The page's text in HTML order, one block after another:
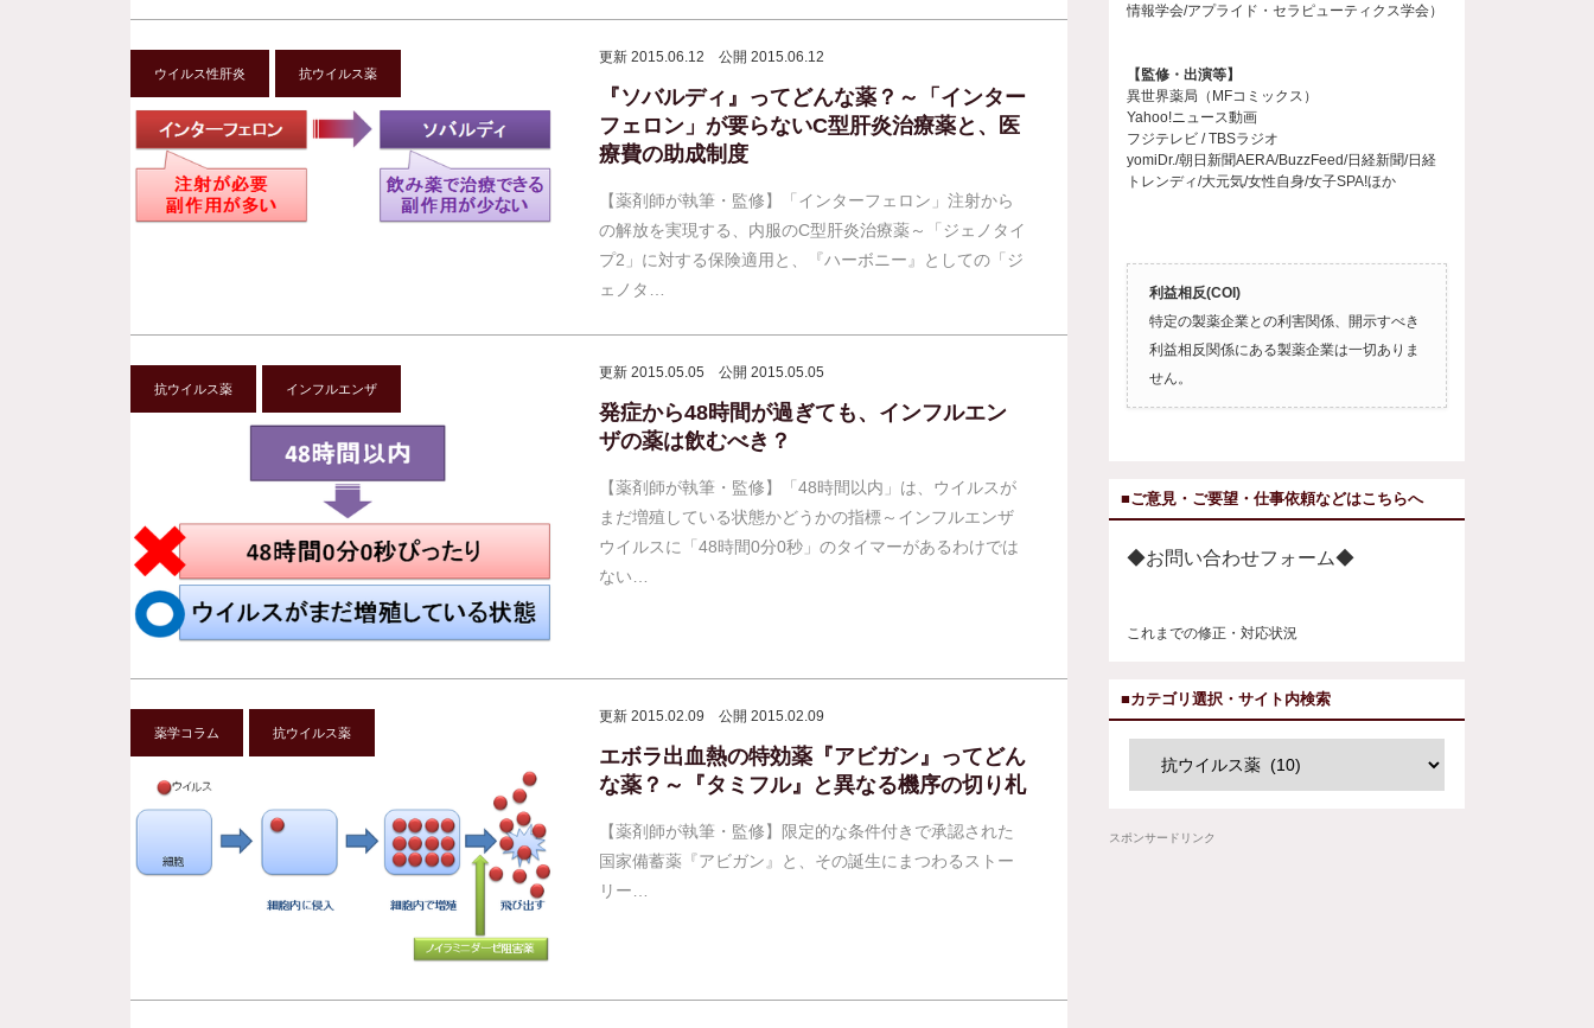
ウイルス性肝炎 抗ウイルス薬
更新 2015.06.12 公開 2015.06.12
『ソバルディ』ってどんな薬？～「インター
フェロン」が要らないC型肝炎治療薬と、医
療費の助成制度
【薬剤師が執筆・監修】「インターフェロン」注射から
の解放を実現する、内服のC型肝炎治療薬～「ジェノタイ
プ2」に対する保険適用と、『ハーボニー』としての「ジ
ェノタ…
抗ウイルス薬 インフルエンザ
更新 2015.05.05 公開 2015.05.05
発症から48時間が過ぎても、インフルエン
ザの薬は飲むべき？
【薬剤師が執筆・監修】「48時間以内」は、ウイルスが
まだ増殖している状態かどうかの指標～インフルエンザ
ウイルスに「48時間0分0秒」のタイマーがあるわけでは
ない…
薬学コラム 抗ウイルス薬
更新 2015.02.09 公開 2015.02.09
エボラ出血熱の特効薬『アビガン』ってどん
な薬？～『タミフル』と異なる機序の切り札
【薬剤師が執筆・監修】限定的な条件付きで承認された
国家備蓄薬『アビガン』と、その誕生にまつわるストー
リー…
情報学会/アプライド・セラピューティクス学会）
【監修・出演等】
異世界薬局（MFコミックス）
Yahoo!ニュース動画
フジテレビ / TBSラジオ
yomiDr./朝日新聞AERA/BuzzFeed/日経新聞/日経
トレンディ/大元気/女性自身/女子SPA!ほか
利益相反(COI)
特定の製薬企業との利害関係、開示すべき
利益相反関係にある製薬企業は一切ありま
せん。
■ご意見・ご要望・仕事依頼などはこちらへ
◆お問い合わせフォーム◆
これまでの修正・対応状況
■カテゴリ選択・サイト内検索
スポンサードリンク